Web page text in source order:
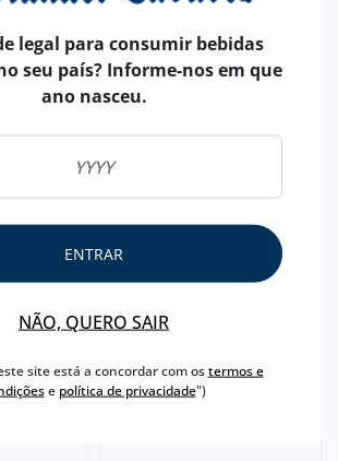
AZORES
DOCES
legal para consumir bebidas
seu país? Informe-nos em que
ano nasceu.
ENTRAR
NÃO, QUERO SAIR
site está a concordar com ostermos e
e política de privacidade")